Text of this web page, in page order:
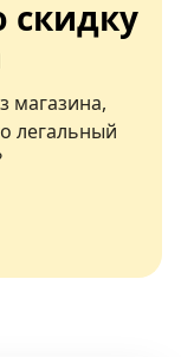
скидку
магазина,
легальный